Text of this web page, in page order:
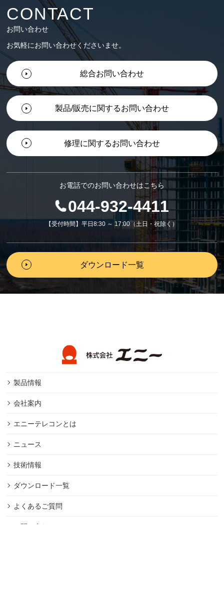
CONTACT
お問い合わせ
お気軽にお問い合わせくださいませ。
総合お問い合わせ
製品/販売に関するお問い合わせ
修理に関するお問い合わせ
お電話でのお問い合わせはこちら
044-932-4411
【受付時間】平日8:30 ～ 17:00（土日・祝除く）
ダウンロード一覧
製品情報
会社案内
エニーテレコンとは
ニュース
技術情報
ダウンロード一覧
よくあるご質問
お問い合わせ